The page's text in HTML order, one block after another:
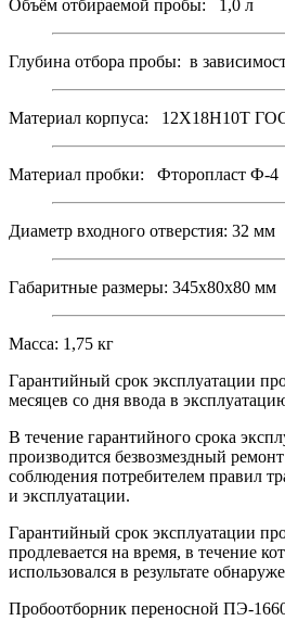
Объём отбираемой пробы: 1,0 л
Глубина отбора пробы: в
Материал корпуса: 12Х18Н10Т
Материал пробки: Фторопласт Ф-4
Диаметр входного отверстия: 32 мм
Габаритные размеры: 345х80х80 мм
Масса: 1,75 кг
Гарантийный срок эксплуатации
месяцев со дня ввода в
В течение гарантийного срока
производится безвозмездный
соблюдения потребителем правил
и эксплуатации.
Гарантийный срок эксплуатации
продлевается на время, в течение
использовался в результате
Пробоотборник переносной ПЭ-